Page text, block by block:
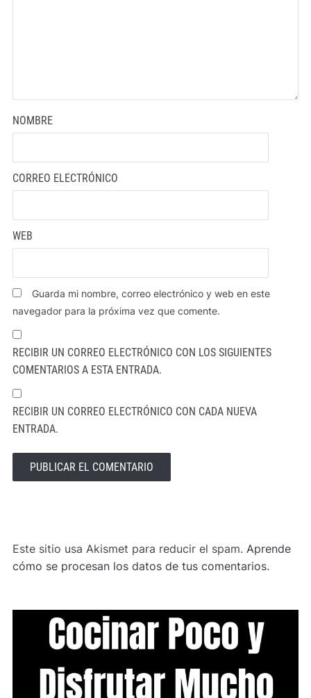
NOMBRE
CORREO ELECTRÓNICO
WEB
Guarda mi nombre, correo electrónico y web en este
navegador para la próxima vez que comente.
RECIBIR UN CORREO ELECTRÓNICO CON LOS SIGUIENTES
COMENTARIOS A ESTA ENTRADA.
RECIBIR UN CORREO ELECTRÓNICO CON CADA NUEVA
ENTRADA.
Este sitio usa Akismet para reducir el spam. Aprende
cómo se procesan los datos de tus comentarios.